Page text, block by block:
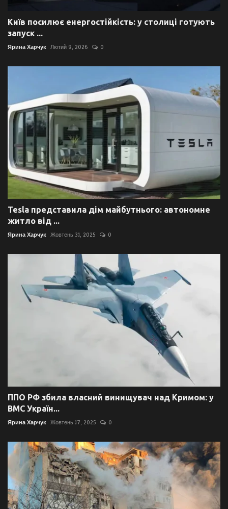
Київ посилює енергостійкість: у столиці готують
запуск ...
Ярина Харчук Лютий 9, 2026 0
Tesla представила дім майбутнього: автономне
житло від ...
Ярина Харчук Жовтень 31, 2025 0
ППО РФ збила власний винищувач над Кримом: у
ВМС Україн...
Ярина Харчук Жовтень 17, 2025 0